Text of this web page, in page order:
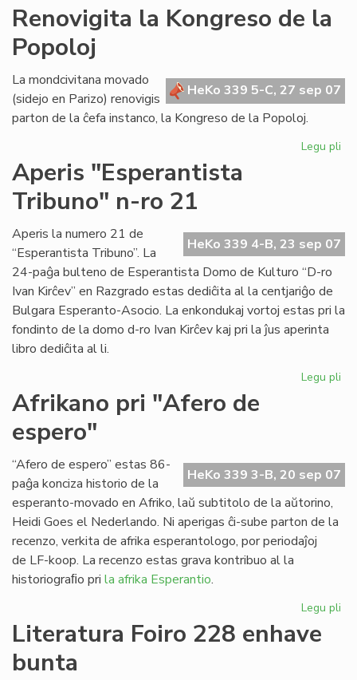
Renovigita la Kongreso de la
Popoloj
HeKo 339 5-C, 27 sep 07
La mondcivitana movado
(sidejo en Parizo) renovigis
parton de la ĉefa instanco, la Kongreso de la Popoloj.
Legu pli
la
Aperis "Esperantista
Tribuno" n-ro 21
HeKo 339 4-B, 23 sep 07
Aperis la numero 21 de
“Esperantista Tribuno”. La
24-paĝa bulteno de Esperantista Domo de Kulturo “D-ro
Ivan Kirĉev” en Razgrado estas dediĉita al la centjariĝo de
Bulgara Esperanto-Asocio. La enkondukaj vortoj estas pri la
fondinto de la domo d-ro Ivan Kirĉev kaj pri la ĵus aperinta
libro dediĉita al li.
Legu pli
ro
Afrikano pri "Afero de
espero"
HeKo 339 3-B, 20 sep 07
“Afero de espero” estas 86-
paĝa konciza historio de la
esperanto-movado en Afriko, laŭ subtitolo de la aŭtorino,
Heidi Goes el Nederlando. Ni aperigas ĉi-sube parton de la
recenzo, verkita de afrika esperantologo, por periodaĵoj
de LF-koop. La recenzo estas grava kontribuo al la
historiograﬁo pri la afrika Esperantio.
Legu pli
Literatura Foiro 228 enhave
bunta